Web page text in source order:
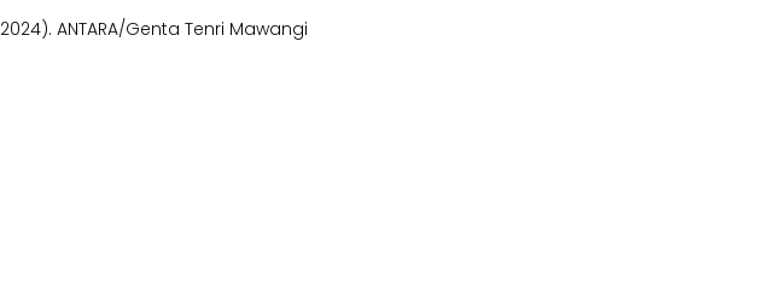
ANTARA/Genta Tenri Mawangi